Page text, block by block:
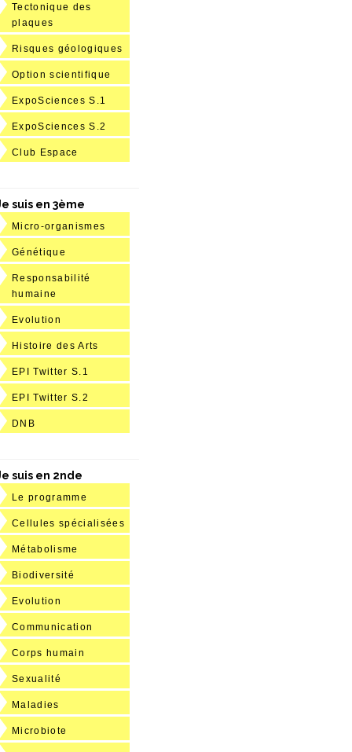
Tectonique des
plaques
Risques géologiques
Option scientifique
ExpoSciences S.1
ExpoSciences S.2
Club Espace
suis en 3ème
Micro-organismes
Génétique
Responsabilité
humaine
Evolution
Histoire des Arts
EPI Twitter S.1
EPI Twitter S.2
DNB
suis en 2nde
Le programme
Cellules spécialisées
Métabolisme
Biodiversité
Evolution
Communication
Corps humain
Sexualité
Maladies
Microbiote